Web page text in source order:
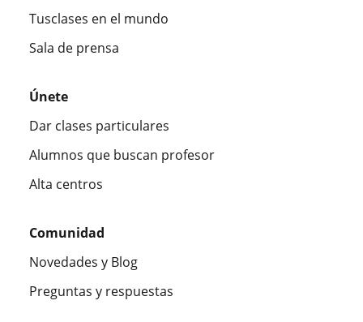
Tusclases en el mundo
Sala de prensa
Únete
Dar clases particulares
Alumnos que buscan profesor
Alta centros
Comunidad
Novedades y Blog
Preguntas y respuestas